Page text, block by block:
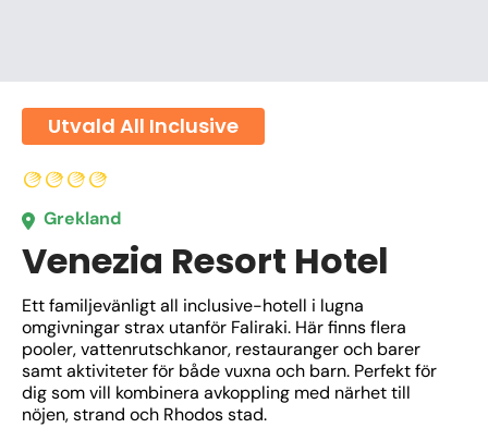
Utvald All Inclusive
Grekland
Venezia Resort Hotel
Ett familjevänligt all inclusive-hotell i lugna
omgivningar strax utanför Faliraki. Här finns flera
pooler, vattenrutschkanor, restauranger och barer
samt aktiviteter för både vuxna och barn. Perfekt för
dig som vill kombinera avkoppling med närhet till
nöjen, strand och Rhodos stad.